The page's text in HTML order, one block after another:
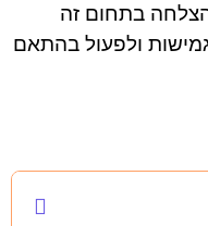
הצלחה בתחום זה
ולפעול בהתאם